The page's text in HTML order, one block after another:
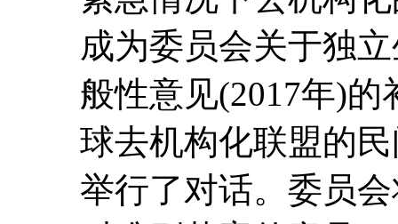
成为委员会关于独
般性意见(2017年)
球去机构化联盟的
举行了对话。委员